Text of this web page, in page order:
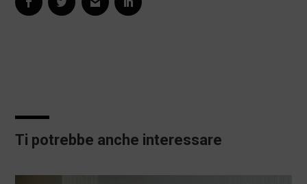
Ti potrebbe anche interessare